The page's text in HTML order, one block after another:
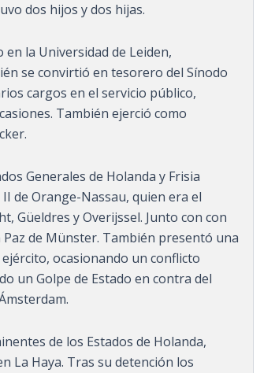
dos hijos y dos hijas.
la Universidad de Leiden,
se convirtió en tesorero del Sínodo
cargos en el servicio público,
También ejerció como
Generales de Holanda y Frisia
de Orange-Nassau, quien era el
Güeldres y Overijssel. Junto con con
de Münster. También presentó una
ocasionando un conflicto
un Golpe de Estado en contra del
de los Estados de Holanda,
La Haya. Tras su detención los